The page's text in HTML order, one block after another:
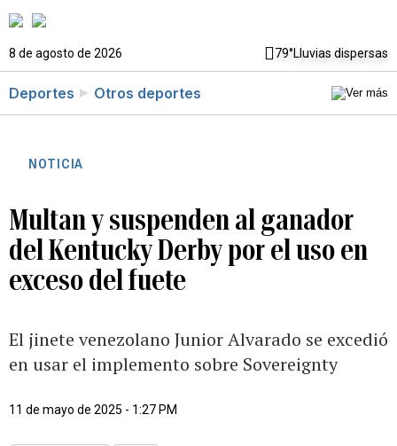
8 de agosto de 2026 79°Lluvias dispersas
Deportes Otros deportes
NOTICIA
Multan y suspenden al ganador
del Kentucky Derby por el uso en
exceso del fuete
El jinete venezolano Junior Alvarado se excedió
en usar el implemento sobre Sovereignty
11 de mayo de 2025 - 1:27 PM